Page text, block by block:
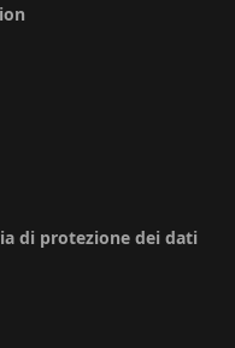
di protezione dei dati